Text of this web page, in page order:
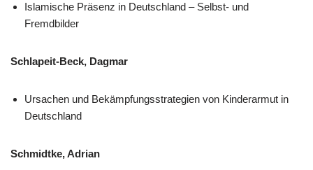
Islamische Präsenz in Deutschland – Selbst- und
Fremdbilder
Schlapeit-Beck, Dagmar
Ursachen und Bekämpfungsstrategien von Kinderarmut in
Deutschland
Schmidtke, Adrian